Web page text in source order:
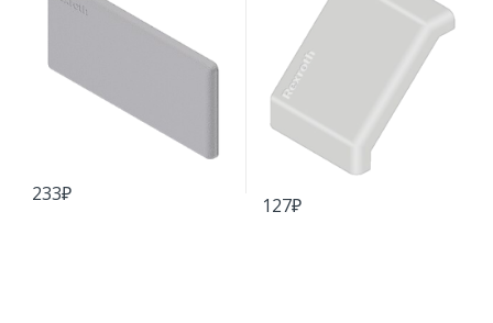
233₽ 127₽